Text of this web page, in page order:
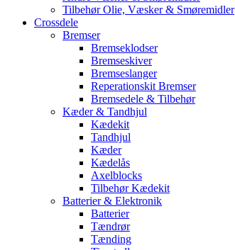
Tilbehør Olie, Væsker & Smøremidler
Crossdele
Bremser
Bremseklodser
Bremseskiver
Bremseslanger
Reperationskit Bremser
Bremsedele & Tilbehør
Kæder & Tandhjul
Kædekit
Tandhjul
Kæder
Kædelås
Axelblocks
Tilbehør Kædekit
Batterier & Elektronik
Batterier
Tændrør
Tænding